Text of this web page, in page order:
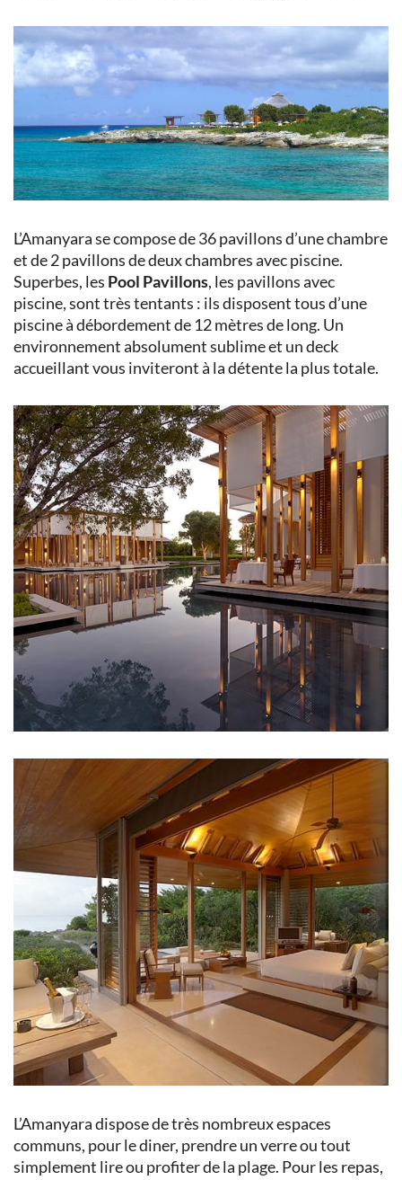
L’Amanyara se compose de 36 pavillons d’une chambre
et de 2 pavillons de deux chambres avec piscine.
Superbes, les Pool Pavillons, les pavillons avec
piscine, sont très tentants : ils disposent tous d’une
piscine à débordement de 12 mètres de long. Un
environnement absolument sublime et un deck
accueillant vous inviteront à la détente la plus totale.
L’Amanyara dispose de très nombreux espaces
communs, pour le diner, prendre un verre ou tout
simplement lire ou profiter de la plage. Pour les repas,